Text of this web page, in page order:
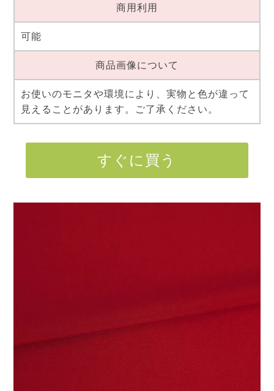
商用利用
可能
商品画像について
お使いのモニタや環境により、実物と色が違って
見えることがあります。ご了承ください。
すぐに買う